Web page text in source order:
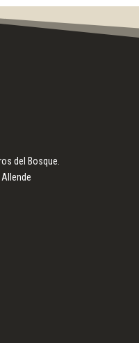
del Bosque.